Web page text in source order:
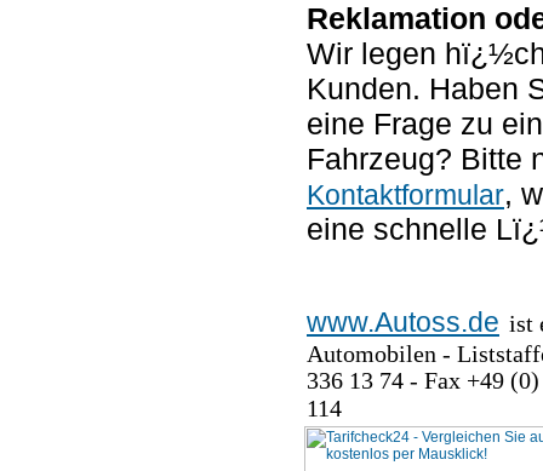
Reklamation
Wir legen
Kunden. Haben
eine Frage zu
Fahrzeug? Bitte
Kontaktformular,
eine schnelle
www.Autoss.de ist
Automobilen -
336 13 74 - Fax +49
114